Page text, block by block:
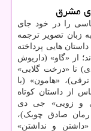
مشرق
را در خود جای
زبان تصویر ترجمه
هایی پرداخته
از «گاو» (داریوش
تا «درخت گلابی»
«هامون» (با
از داستان کوتاه
و زویی» جی دی
رمان صادق چوبک)،
«داشتن و نداشتن»